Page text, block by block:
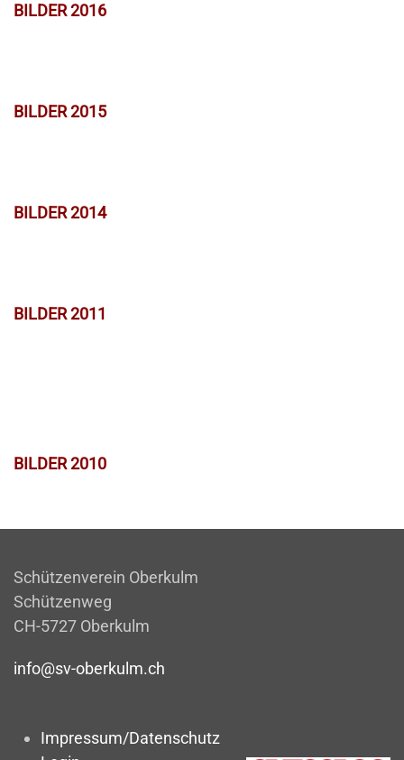
BILDER 2016
BILDER 2015
BILDER 2014
BILDER 2011
BILDER 2010
Schützenverein Oberkulm
Schützenweg
CH-5727 Oberkulm
info@sv-oberkulm.ch
Impressum/Datenschutz